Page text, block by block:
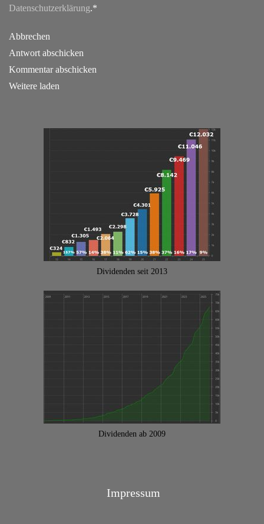
Datenschutzerklärung.*
Abbrechen
Antwort abschicken
Kommentar abschicken
Weitere laden
Dividenden seit 2013
Dividenden ab 2009
Impressum